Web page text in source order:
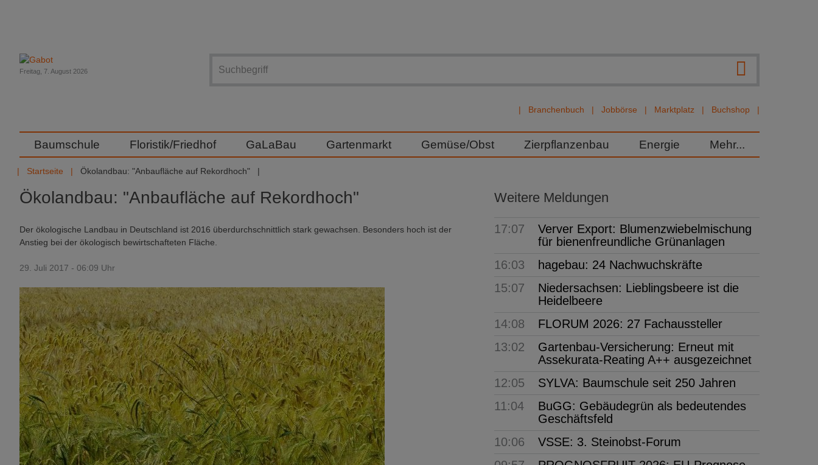
Branchenbuch Jobbörse Marktplatz Buchshop
Freitag, 7. August 2026
Baumschule Floristik/Friedhof GaLaBau Gartenmarkt Gemüse/Obst Zierpflanzenbau Energie Mehr...
Startseite Ökolandbau: "Anbaufläche auf Rekordhoch"
Ökolandbau: "Anbaufläche auf Rekordhoch"
Der ökologische Landbau in Deutschland ist 2016 überdurchschnittlich stark gewachsen. Besonders hoch ist der
Anstieg bei der ökologisch bewirtschafteten Fläche.
29. Juli 2017 - 06:09 Uhr
Weitere Meldungen
17:07
Verver Export: Blumenzwiebelmischung
für bienenfreundliche Grünanlagen
16:03
hagebau: 24 Nachwuchskräfte
15:07
Niedersachsen: Lieblingsbeere ist die
Heidelbeere
14:08
FLORUM 2026: 27 Fachaussteller
13:02
Gartenbau-Versicherung: Erneut mit
Assekurata-Reating A++ ausgezeichnet
12:05
SYLVA: Baumschule seit 250 Jahren
11:04
BuGG: Gebäudegrün als bedeutendes
Geschäftsfeld
10:06
VSSE: 3. Steinobst-Forum